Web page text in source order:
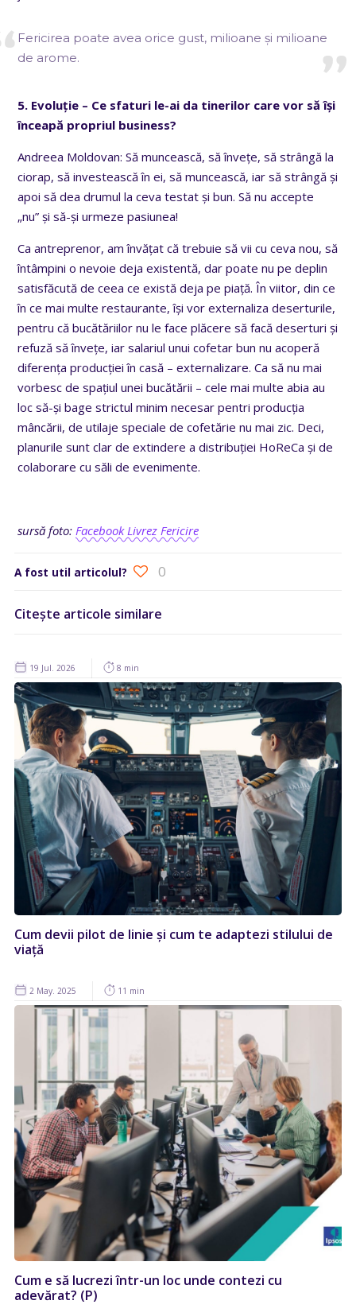
Fericirea poate avea orice gust, milioane și milioane
de arome.
5. Evoluție – Ce sfaturi le-ai da tinerilor care vor să își
înceapă propriul business?
Andreea Moldovan: Să muncească, să învețe, să strângă la
ciorap, să investească în ei, să muncească, iar să strângă și
apoi să dea drumul la ceva testat și bun. Să nu accepte
„nu” și să-și urmeze pasiunea!
Ca antreprenor, am învățat că trebuie să vii cu ceva nou, să
întâmpini o nevoie deja existentă, dar poate nu pe deplin
satisfăcută de ceea ce există deja pe piață. În viitor, din ce
în ce mai multe restaurante, își vor externaliza deserturile,
pentru că bucătăriilor nu le face plăcere să facă deserturi și
refuză să învețe, iar salariul unui cofetar bun nu acoperă
diferența producției în casă – externalizare. Ca să nu mai
vorbesc de spațiul unei bucătării – cele mai multe abia au
loc să-și bage strictul minim necesar pentri producția
mâncării, de utilaje speciale de cofetărie nu mai zic. Deci,
planurile sunt clar de extindere a distribuției HoReCa și de
colaborare cu săli de evenimente.
sursă foto:Facebook Livrez Fericire
A fost util articolul? 0
Citește articole similare
19 Jul. 2026 8 min
Cum devii pilot de linie și cum te adaptezi stilului de
viață
2 May. 2025 11 min
Cum e să lucrezi într-un loc unde contezi cu
adevărat? (P)